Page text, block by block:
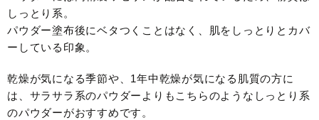
しっとり系。
パウダー塗布後にベタつくことはなく、肌をしっとりとカバ
ーしている印象。
乾燥が気になる季節や、1年中乾燥が気になる肌質の方に
は、サラサラ系のパウダーよりもこちらのようなしっとり系
のパウダーがおすすめです。